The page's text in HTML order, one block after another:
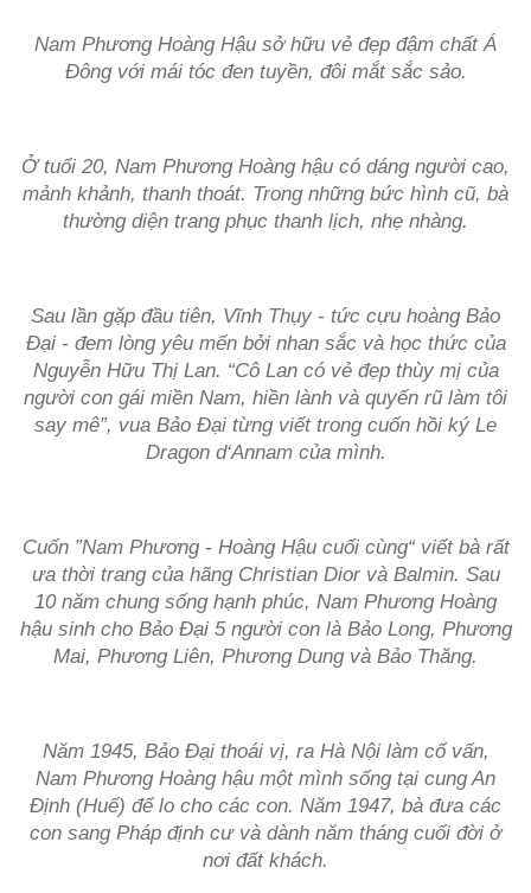
Nam Phương Hoàng Hậu sở hữu vẻ đẹp đậm chất Á
Đông với mái tóc đen tuyền, đôi mắt sắc sảo.
Ở tuổi 20, Nam Phương Hoàng hậu có dáng người cao,
mảnh khảnh, thanh thoát. Trong những bức hình cũ, bà
thường diện trang phục thanh lịch, nhẹ nhàng.
Sau lần gặp đầu tiên, Vĩnh Thụy - tức cựu hoàng Bảo
Đại - đem lòng yêu mến bởi nhan sắc và học thức của
Nguyễn Hữu Thị Lan. “Cô Lan có vẻ đẹp thùy mị của
người con gái miền Nam, hiền lành và quyến rũ làm tôi
say mê”, vua Bảo Đại từng viết trong cuốn hồi ký Le
Dragon d‘Annam của mình.
Cuốn ”Nam Phương - Hoàng Hậu cuối cùng“ viết bà rất
ưa thời trang của hãng Christian Dior và Balmin. Sau
10 năm chung sống hạnh phúc, Nam Phương Hoàng
hậu sinh cho Bảo Đại 5 người con là Bảo Long, Phương
Mai, Phương Liên, Phương Dung và Bảo Thăng.
Năm 1945, Bảo Đại thoái vị, ra Hà Nội làm cố vấn,
Nam Phương Hoàng hậu một mình sống tại cung An
Định (Huế) để lo cho các con. Năm 1947, bà đưa các
con sang Pháp định cư và dành năm tháng cuối đời ở
nơi đất khách.